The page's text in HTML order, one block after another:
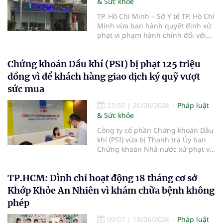
TP. Hồ Chí Minh – Sở Y tế TP. Hồ Chí
Minh vừa ban hành quyết định xử
phạt vi phạm hành chính đối với
Bệnh viện Ánh Dương, với tổng số
tiền 149 triệu đồng do nhiều vi
phạm trong hoạt động khám, chữa
Chứng khoán Dầu khí (PSI) bị phạt 125 triệu
đồng vì để khách hàng giao dịch ký quỹ vượt
sức mua
23:50 | 20/06/2026
Pháp luật
& Sức khỏe
Công ty cổ phần Chứng khoán Dầu
khí (PSI) vừa bị Thanh tra Ủy ban
Chứng khoán Nhà nước xử phạt vi
khoán.
TP.HCM: Đình chỉ hoạt động 18 tháng cơ sở
Khớp Khỏe An Nhiên vì khám chữa bệnh không
phép
09:07 | 18/06/2026
Pháp luật